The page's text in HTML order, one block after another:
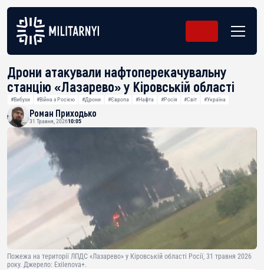
Дрони атакували нафтоперекачувальну
станцію «Лазарево» у Кіровській області
#Вибухи #Війна з Росією #Дрони #Європа #Нафта #Росія #Світ #Україна
Роман Приходько
31 Травня, 202610:05
Пожежа на території ЛПДС «Лазарево» у Кіровській області Росії, 31 травня 2026
року. Джерело: Exilenova+.